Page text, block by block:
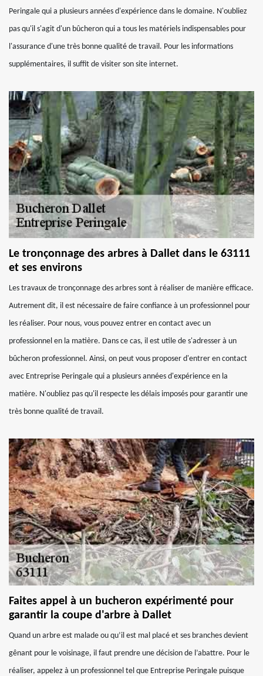
Peringale qui a plusieurs années d'expérience dans le domaine. N'oubliez
pas qu'il s'agit d'un bûcheron qui a tous les matériels indispensables pour
l'assurance d'une très bonne qualité de travail. Pour les informations
supplémentaires, il suffit de visiter son site internet.
Le tronçonnage des arbres à Dallet dans le 63111
et ses environs
Les travaux de tronçonnage des arbres sont à réaliser de manière efficace.
Autrement dit, il est nécessaire de faire confiance à un professionnel pour
les réaliser. Pour nous, vous pouvez entrer en contact avec un
professionnel en la matière. Dans ce cas, il est utile de s'adresser à un
bûcheron professionnel. Ainsi, on peut vous proposer d'entrer en contact
avec Entreprise Peringale qui a plusieurs années d'expérience en la
matière. N'oubliez pas qu'il respecte les délais imposés pour garantir une
très bonne qualité de travail.
Faites appel à un bucheron expérimenté pour
garantir la coupe d'arbre à Dallet
Quand un arbre est malade ou qu’il est mal placé et ses branches devient
gênant pour le voisinage, il faut prendre une décision de l’abattre. Pour le
réaliser, appelez à un professionnel tel que Entreprise Peringale puisque